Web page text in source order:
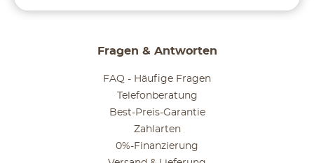
Fragen & Antworten
FAQ - Häufige Fragen
Telefonberatung
Best-Preis-Garantie
Zahlarten
0%-Finanzierung